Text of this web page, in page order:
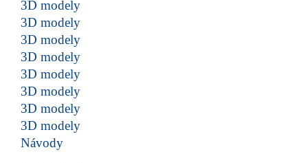
3D modely
3D modely
3D modely
3D modely
3D modely
3D modely
3D modely
3D modely
Návody